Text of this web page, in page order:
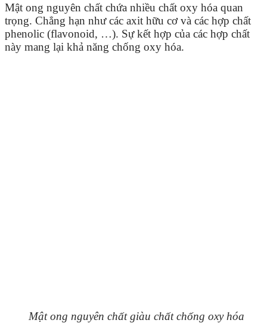
Mật ong nguyên chất chứa nhiều chất oxy hóa quan
trọng. Chẳng hạn như các axit hữu cơ và các hợp chất
phenolic (flavonoid, …). Sự kết hợp của các hợp chất
này mang lại khả năng chống oxy hóa.
Mật ong nguyên chất giàu chất chống oxy hóa